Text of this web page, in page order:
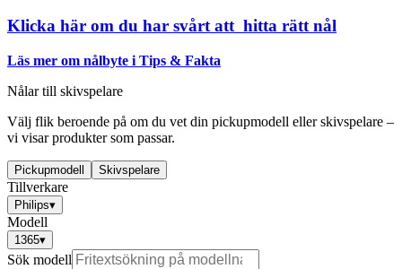
Klicka här om du har svårt att hitta rätt nål
Läs mer om nålbyte i Tips & Fakta
Nålar till skivspelare
Välj flik beroende på om du vet din pickupmodell eller skivspelare –
vi visar produkter som passar.
Pickupmodell Skivspelare
Tillverkare
Philips▾
Modell
1365▾
Sök modell